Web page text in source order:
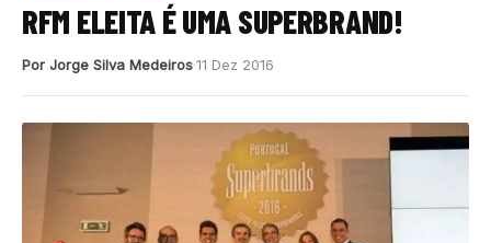
RFM ELEITA É UMA SUPERBRAND!
Por Jorge Silva Medeiros11 Dez 2016